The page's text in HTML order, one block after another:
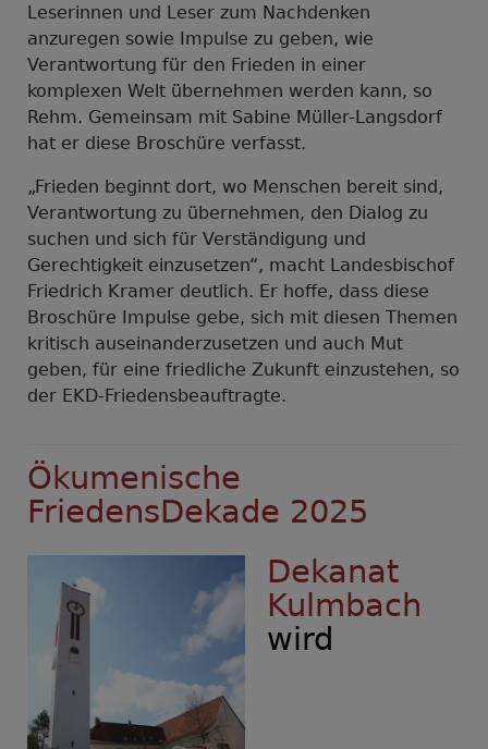
Leserinnen und Leser zum Nachdenken
anzuregen sowie Impulse zu geben, wie
Verantwortung für den Frieden in einer
komplexen Welt übernehmen werden kann, so
Rehm. Gemeinsam mit Sabine Müller-Langsdorf
hat er diese Broschüre verfasst.
„Frieden beginnt dort, wo Menschen bereit sind,
Verantwortung zu übernehmen, den Dialog zu
suchen und sich für Verständigung und
Gerechtigkeit einzusetzen“, macht Landesbischof
Friedrich Kramer deutlich. Er hoffe, dass diese
Broschüre Impulse gebe, sich mit diesen Themen
kritisch auseinanderzusetzen und auch Mut
geben, für eine friedliche Zukunft einzustehen, so
der EKD-Friedensbeauftragte.
Ökumenische
FriedensDekade 2025
Dekanat
Kulmbach
wird